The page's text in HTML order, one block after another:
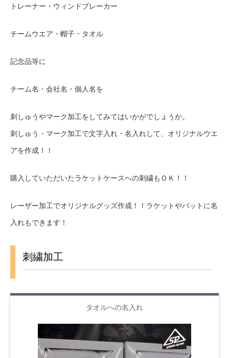
トレーナー・ウィンドブレーカー
チームウエア・帽子・タオル
記念品等に
チーム名・会社名・個人名を
刺しゅうやマーク加工をしてみてはいかがでしょうか。
刺しゅう・マーク加工で文字入れ・名入れして、オリジナルウエ
アを作成！！
購入していただいたラケットケースへの刺繍もＯＫ！！
レーザー加工でオリジナルグッズ作成！！ラケットやバットに名
入れもできます！
刺繍加工
タオルへの名入れ